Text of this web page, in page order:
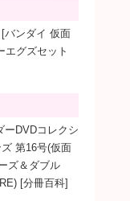
[バンダイ 仮面
エグズセット
ーDVDコレクシ
第16号(仮面
ズ＆ダブル
[分冊百科]